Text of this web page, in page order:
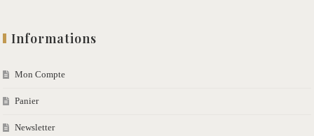
Informations
Mon Compte
Panier
Newsletter